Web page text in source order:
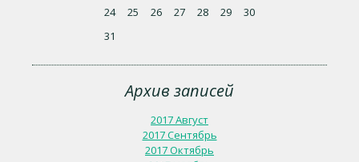
24
25 26 27 28 29
30
31
Архив записей
2017 Август
2017 Сентябрь
2017 Октябрь